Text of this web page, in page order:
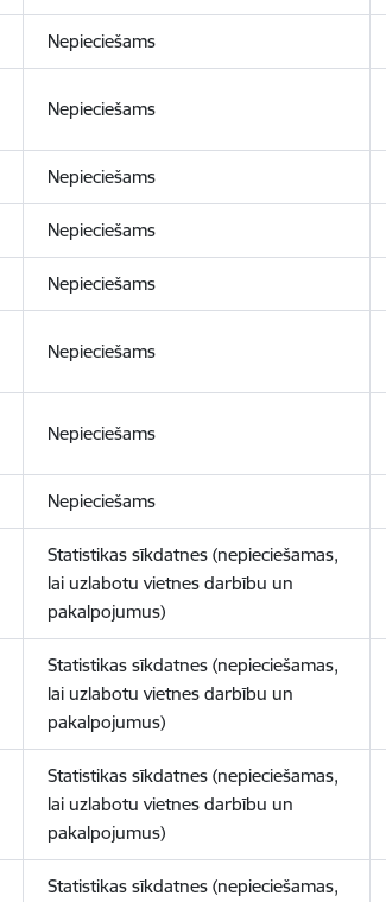
Nepieciešams
Nepieciešams
Nepieciešams
Nepieciešams
Nepieciešams
Nepieciešams
Nepieciešams
Nepieciešams
Statistikas sīkdatnes (nepieciešamas,
lai uzlabotu vietnes darbību un
pakalpojumus)
Statistikas sīkdatnes (nepieciešamas,
lai uzlabotu vietnes darbību un
pakalpojumus)
Statistikas sīkdatnes (nepieciešamas,
lai uzlabotu vietnes darbību un
pakalpojumus)
Statistikas sīkdatnes (nepieciešamas,